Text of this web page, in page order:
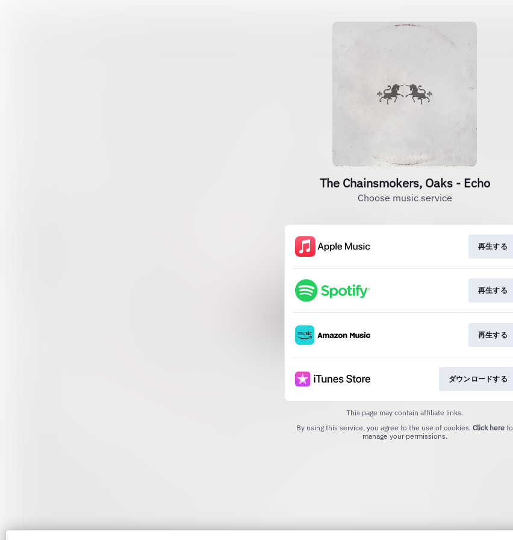
The Chainsmokers, Oaks - Echo
Choose music service
再生する
再生する
再生する
ダウンロードする
This page may contain affiliate links.
By using this service, you agree to the use of cookies. Click here to
manage your permissions.